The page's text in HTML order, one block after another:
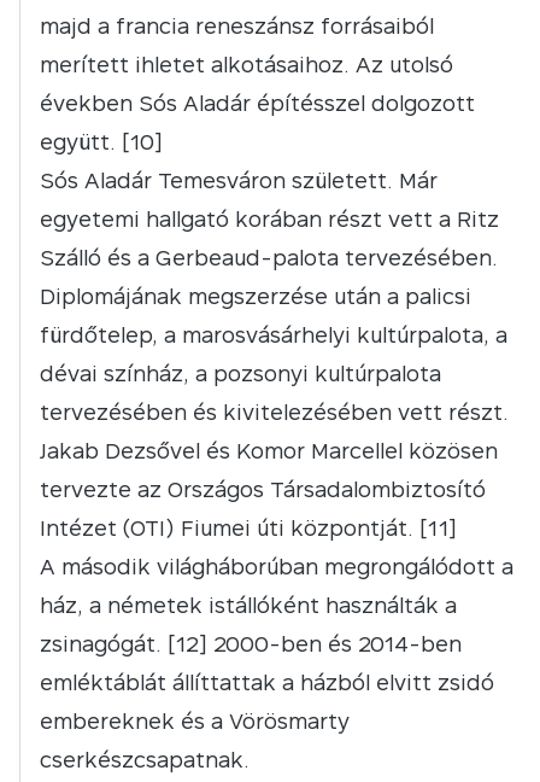
majd a francia reneszánsz forrásaiból
merített ihletet alkotásaihoz. Az utolsó
években Sós Aladár építésszel dolgozott
együtt. [10]
Sós Aladár Temesváron született. Már
egyetemi hallgató korában részt vett a Ritz
Szálló és a Gerbeaud-palota tervezésében.
Diplomájának megszerzése után a palicsi
fürdőtelep, a marosvásárhelyi kultúrpalota, a
dévai színház, a pozsonyi kultúrpalota
tervezésében és kivitelezésében vett részt.
Jakab Dezsővel és Komor Marcellel közösen
tervezte az Országos Társadalombiztosító
Intézet (OTI) Fiumei úti központját. [11]
A második világháborúban megrongálódott a
ház, a németek istállóként használták a
zsinagógát. [12] 2000-ben és 2014-ben
emléktáblát állíttattak a házból elvitt zsidó
embereknek és a Vörösmarty
cserkészcsapatnak.